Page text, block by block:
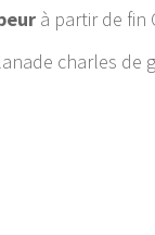
à partir de fin
charles de